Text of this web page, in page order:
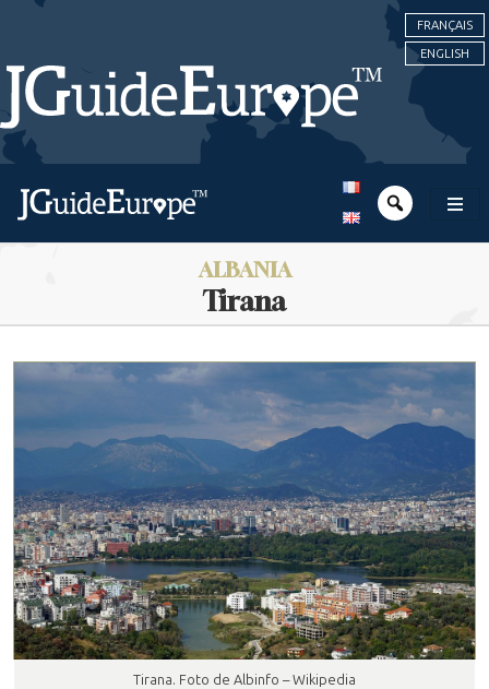
FRANÇAIS
ENGLISH
ALBANIA
Tirana
Tirana. Foto de Albinfo – Wikipedia